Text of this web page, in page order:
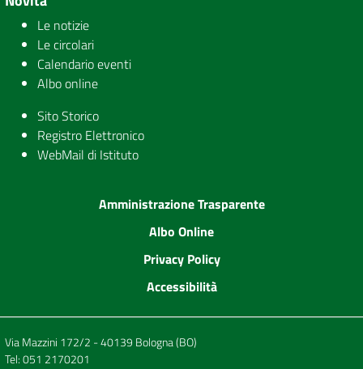
Le notizie
Le circolari
Calendario eventi
Albo online
Sito Storico
Registro Elettronico
WebMail di Istituto
Amministrazione Trasparente
Albo Online
Privacy Policy
Accessibilità
Via Mazzini 172/2 - 40139 Bologna (BO)
Tel:051 2170201